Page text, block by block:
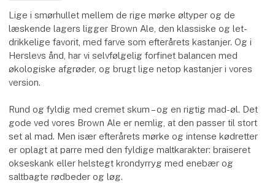
Lige i smørhullet mellem de rige mørke øltyper og de
læskende lagers ligger Brown Ale, den klassiske og let-
drikkelige favorit, med farve som efterårets kastanjer. Og i
Herslevs ånd, har vi selvfølgelig forfinet balancen med
økologiske afgrøder, og brugt lige netop kastanjer i vores
version.
Rund og fyldig med cremet skum – og en rigtig mad-øl. Det
gode ved vores Brown Ale er nemlig, at den passer til stort
set al mad. Men især efterårets mørke og intense kødretter
er oplagt at parre med den fyldige maltkarakter: braiseret
okseskank eller helstegt krondyrryg med enebær og
saltbagte rødbeder og løg.